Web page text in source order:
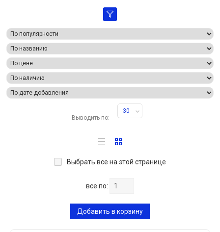
Выводить по:
30
Выбрать все на этой странице
все по:
Добавить в корзину